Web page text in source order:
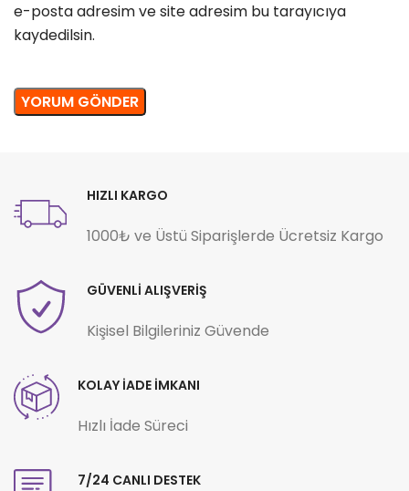
e-posta adresim ve site adresim bu tarayıcıya
kaydedilsin.
HIZLI KARGO
1000₺ ve Üstü Siparişlerde Ücretsiz Kargo
GÜVENLİ ALIŞVERİŞ
Kişisel Bilgileriniz Güvende
KOLAY İADE İMKANI
Hızlı İade Süreci
7/24 CANLI DESTEK